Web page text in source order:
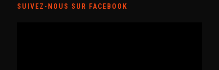
SUIVEZ-NOUS SUR FACEBOOK